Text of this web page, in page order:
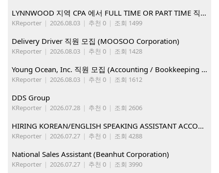
LYNNWOOD 지역 CPA 에서 FULL TIME OR PART TIME 직원을 찾습니다
KReporter | 2026.08.03 | 추천 0 | 조회 1499
Delivery Driver 직원 모집 (MOOSOO Corporation)
KReporter | 2026.08.03 | 추천 0 | 조회 1428
Young Ocean, Inc. 직원 모집 (Accounting / Bookkeeping 분야)
KReporter | 2026.08.03 | 추천 0 | 조회 1612
DDS Group
KReporter | 2026.07.28 | 추천 0 | 조회 2606
HIRING KOREAN/ENGLISH SPEAKING ASSISTANT ACCOUNT MANAGER
KReporter | 2026.07.27 | 추천 0 | 조회 4288
National Sales Assistant (Beanhut Corporation)
KReporter | 2026.07.27 | 추천 0 | 조회 3990